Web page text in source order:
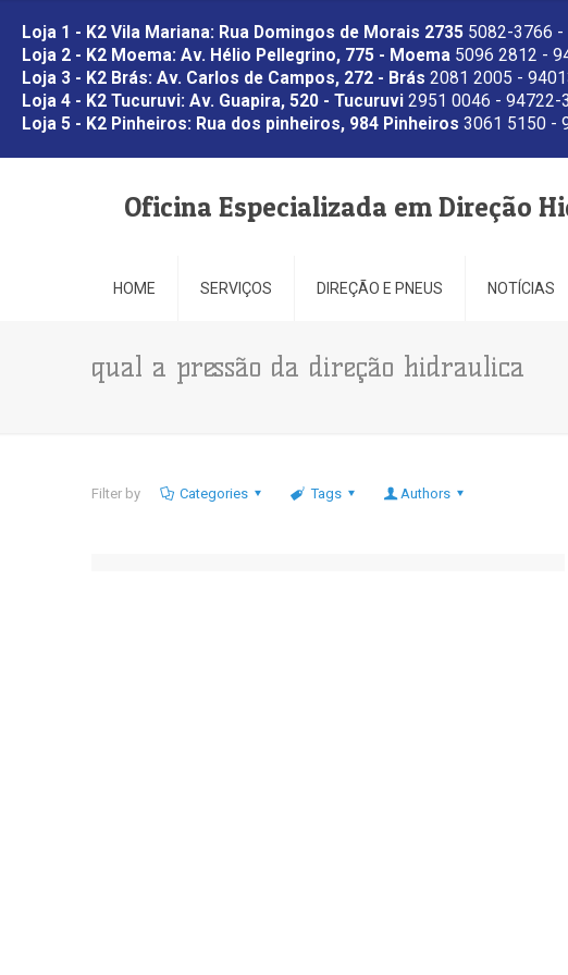
Loja 1 - K2 Vila Mariana: Rua Domingos de Morais 2735 5082-3766
Loja 2 - K2 Moema: Av. Hélio Pellegrino, 775 - Moema 5096 2812 -
Loja 3 - K2 Brás: Av. Carlos de Campos, 272 - Brás 2081 2005 -
Loja 4 - K2 Tucuruvi: Av. Guapira, 520 - Tucuruvi 2951 0046 - 94722-
Loja 5 - K2 Pinheiros: Rua dos pinheiros, 984 Pinheiros 3061 5150 -
Oficina Especializada em Direção
HOME SERVIÇOS DIREÇÃO E PNEUS NOTÍCIAS
qual a pressão da direção hidraulica
Filter by Categories Tags Authors